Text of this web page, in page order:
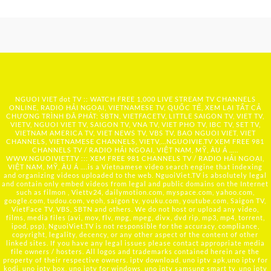
NGUOI VIET dot TV :: WATCH FREE 1,000 LIVE STREAM TV CHANNELS
ONLINE, RADIO HẢI NGOẠI, VIETNAMESE TV, QUỐC TẾ, XEM LẠI TẤT CẢ
CHƯƠNG TRÌNH ĐÃ PHÁT: SBTN, VIETFACETV, LITTLE SAIGON TV, VIET TV,
VIETV, NGUOI VIET TV, SAIGON TV, VNA TV, VIET PHO TV, IBC TV, SET TV,
VIETNAM AMERICA TV, VIET NEWS TV, VBS TV, BAO NGUOI VIET, VIET
CHANNELS, VIETNAMESE CHANNELS, VIETV,... NGUOIVIE.TV XEM FREE 981
CHANNELS TV / RADIO HẢI NGOẠI, VIỆT NAM, MỸ, ÂU Á …..
WWW.NGUOIVIET.TV ::: XEM FREE 981 CHANNELS TV / RADIO HẢI NGOẠI,
VIỆT NAM, MỸ, ÂU Á ….is a Vietnamese video search engine that indexing
and organizing videos uploaded to the web. NguoiViet.TV is absolutely legal
and contain only embed videos from legal and public domains on the Internet
such as filmon , Viettv24, dailymotion.com, myspace.com, yahoo.com,
google.com, tudou.com, veoh, saigon tv, youku.com, youtube.com, Saigon TV,
VietFace TV, VBS, SBTN and others. We do not host or upload any video,
films, media files (avi, mov, flv, mpg, mpeg, divx, dvd rip, mp3, mp4, torrent,
ipod, psp), NguoiViet.TV is not responsible for the accuracy, compliance,
copyright, legality, decency, or any other aspect of the content of other
linked sites. If you have any legal issues please contact appropriate media
file owners / hosters. All logos and trademarks contained herein are the
property of their respective owners. iptv download, uno iptv apk,uno iptv for
kodi, uno iptv box, uno iptv for windows, uno iptv samsung smart tv, uno iptv